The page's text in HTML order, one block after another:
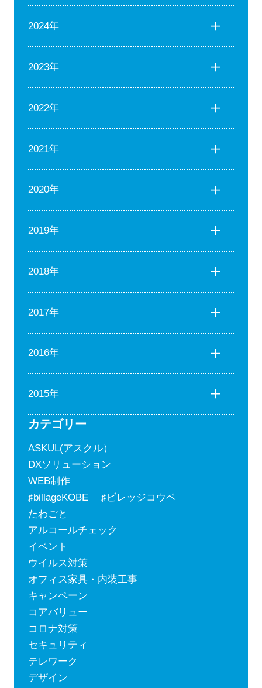
2024年
2023年
2022年
2021年
2020年
2019年
2018年
2017年
2016年
2015年
カテゴリー
ASKUL(アスクル）
DXソリューション
WEB制作
♯billageKOBE ♯ビレッジコウベ
たわごと
アルコールチェック
イベント
ウイルス対策
オフィス家具・内装工事
キャンペーン
コアバリュー
コロナ対策
セキュリティ
テレワーク
デザイン